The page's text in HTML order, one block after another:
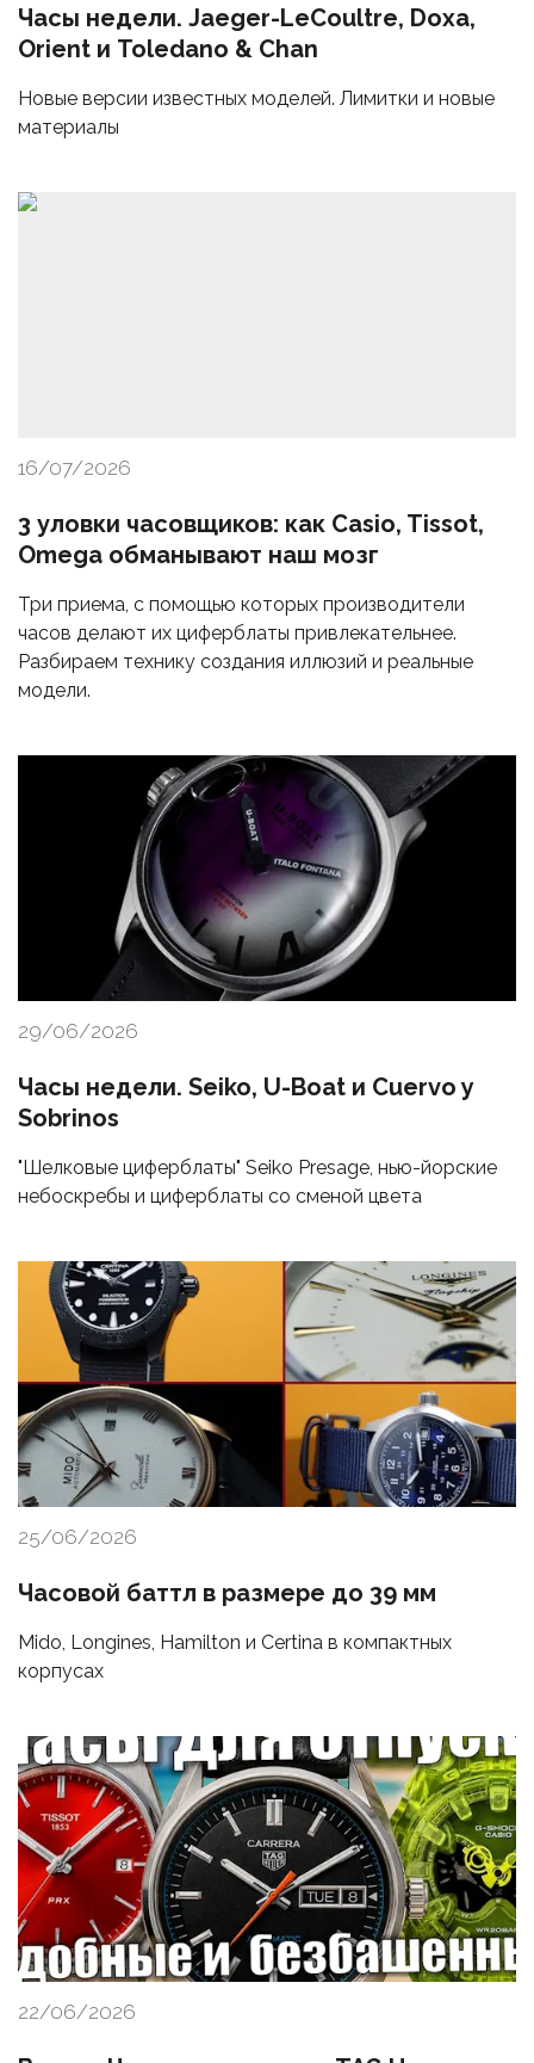
Часы недели. Jaeger-LeCoultre, Doxa,
Orient и Toledano & Chan
Новые версии известных моделей. Лимитки и новые
материалы
16/07/2026
3 уловки часовщиков: как Casio, Tissot,
Omega обманывают наш мозг
Три приема, с помощью которых производители
часов делают их циферблаты привлекательнее.
Разбираем технику создания иллюзий и реальные
модели.
29/06/2026
Часы недели. Seiko, U-Boat и Cuervo y
Sobrinos
"Шелковые циферблаты" Seiko Presage, нью-йорские
небоскребы и циферблаты со сменой цвета
25/06/2026
Часовой баттл в размере до 39 мм
Mido, Longines, Hamilton и Certina в компактных
корпусах
22/06/2026